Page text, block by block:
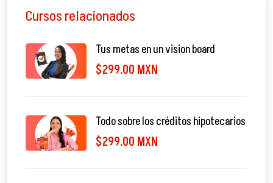
Cursos relacionados
Tus metas en un vision board
$299.00 MXN
Todo sobre los créditos hipotecarios
$299.00 MXN